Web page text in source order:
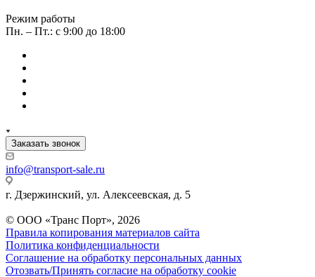
Режим работы
Пн. – Пт.: с 9:00 до 18:00
Заказать звонок
info@transport-sale.ru
г. Дзержинский, ул. Алексеевская, д. 5
© ООО «Транс Порт», 2026
Правила копирования материалов сайта
Политика конфиденциальности
Соглашение на обработку персональных данных
Отозвать/Принять согласие на обработку cookie